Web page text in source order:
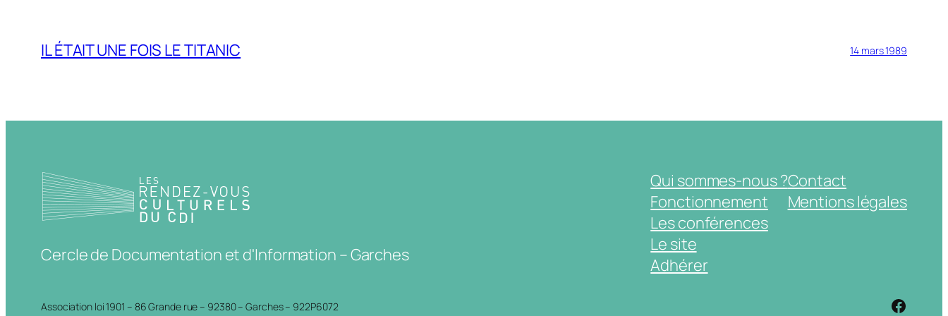
IL ÉTAIT UNE FOIS LE TITANIC 14 mars 1989
Cercle de Documentation et d'Information – Garches
Qui sommes-nous ?
Fonctionnement
Les conférences
Le site
Adhérer
Contact
Mentions légales
Association loi 1901 – 86 Grande rue – 92380 – Garches – 922P6072